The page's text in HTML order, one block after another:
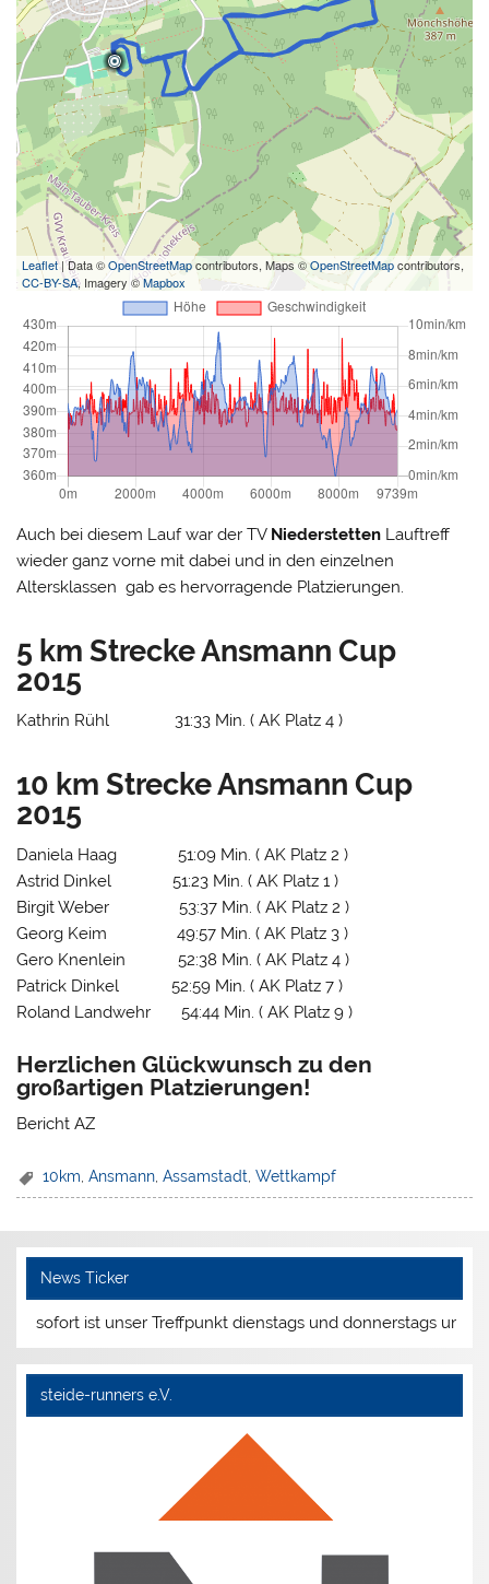
Leaflet | Data ©OpenStreetMapcontributors, Maps ©OpenStreetMapcontributors,
CC-BY-SA, Imagery ©Mapbox
Auch bei diesem Lauf war der TV Niederstetten Lauftreff
wieder ganz vorne mit dabei und in den einzelnen
Altersklassen gab es hervorragende Platzierungen.
5 km Strecke Ansmann Cup
2015
Kathrin Rühl 31:33 Min. ( AK Platz 4 )
10 km Strecke Ansmann Cup
2015
Daniela Haag 51:09 Min. ( AK Platz 2 )
Astrid Dinkel 51:23 Min. ( AK Platz 1 )
Birgit Weber 53:37 Min. ( AK Platz 2 )
Georg Keim 49:57 Min. ( AK Platz 3 )
Gero Knenlein 52:38 Min. ( AK Platz 4 )
Patrick Dinkel 52:59 Min. ( AK Platz 7 )
Roland Landwehr 54:44 Min. ( AK Platz 9 )
Herzlichen Glückwunsch zu den
großartigen Platzierungen!
Bericht AZ
10km ,Ansmann ,Assamstadt ,Wettkampf
News Ticker
ab sofort ist unser Treffpunkt dienstags und donnerstags um
steide-runners e.V.